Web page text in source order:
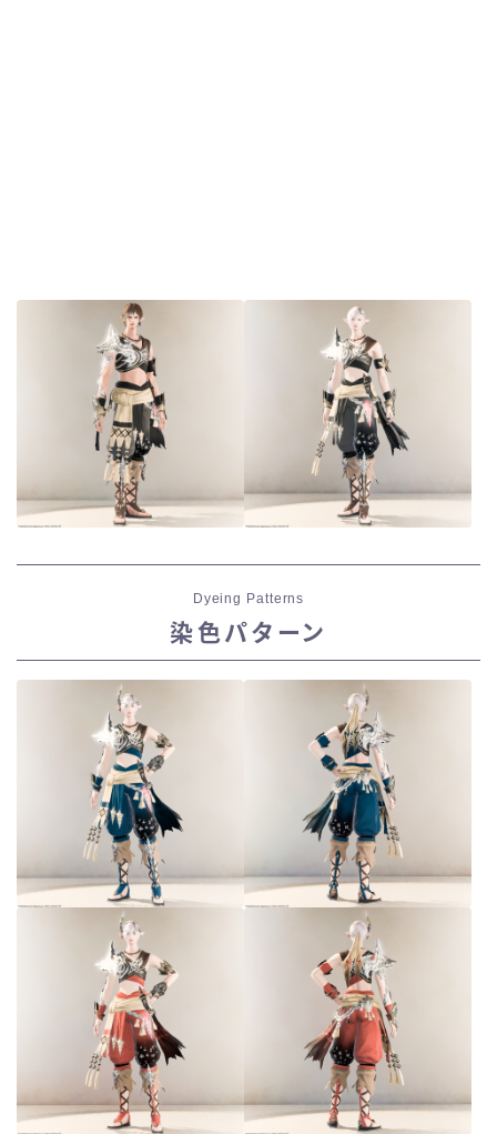
Dyeing Patterns
染色パターン